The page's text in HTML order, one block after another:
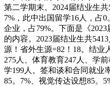
第二学期末。2024届结业生共
7%，此中出国留学16人，占
企业，占79%。下面是《
的内容。2023届结业生共
源！省外生源=82！18。结业
275人、体育教育247人、学
学199人。签和谈和合同就业
85。7%、视觉传达设想85。